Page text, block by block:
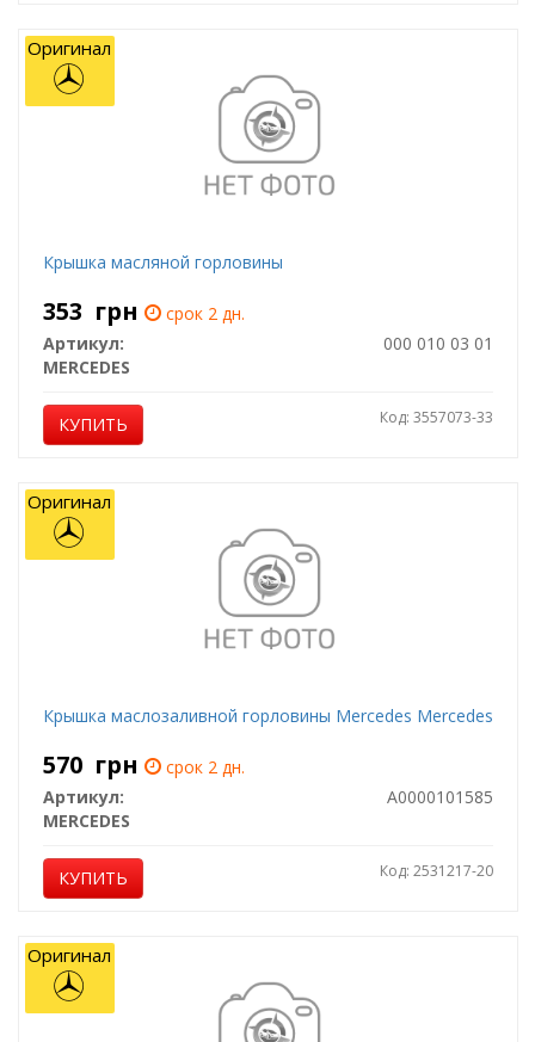
Крышка масляной горловины
353 грн
срок 2 дн.
Артикул:
000 010 03 01
MERCEDES
КУПИТЬ Код: 3557073-33
Оригинал
Крышка маслозаливной горловины Mercedes Mercedes
570 грн
срок 2 дн.
Артикул:
A0000101585
MERCEDES
КУПИТЬ Код: 2531217-20
Оригинал
Оригинал